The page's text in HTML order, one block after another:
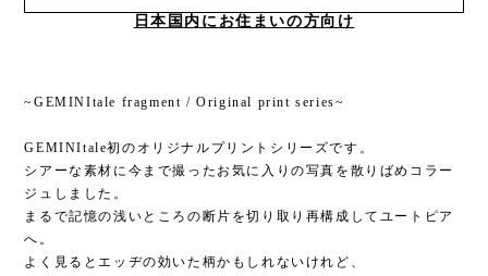
日本国内にお住まいの方向け
~GEMINItale fragment / Original print series~
GEMINItale初のオリジナルプリントシリーズです。
シアーな素材に今まで撮ったお気に入りの写真を散りばめコラー
ジュしました。
まるで記憶の浅いところの断片を切り取り再構成してユートピア
へ。
よく見るとエッヂの効いた柄かもしれないけれど、